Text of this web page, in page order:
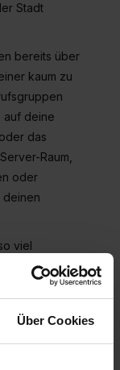
Über Cookies
Stadt
bereits über
kaum zu
auf deine
das
Raum,
oder
deinen
viel
und
–
Teams
– vom